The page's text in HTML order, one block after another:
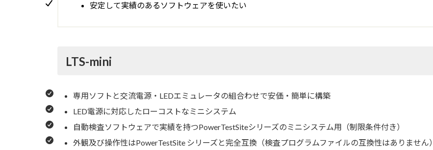
安定して実績のあるソフトウェアを使いたい
LTS-mini
専用ソフトと交流電源・LEDエミュレータの組合わせで安価・簡単に構築
LED電源に対応したローコストなミニシステム
自動検査ソフトウェアで実績を持つPowerTestSiteシリーズのミニシステム用（制限条件付き）
外観及び操作性はPowerTestSite シリーズと完全互換（検査プログラムファイルの互換性はありません）